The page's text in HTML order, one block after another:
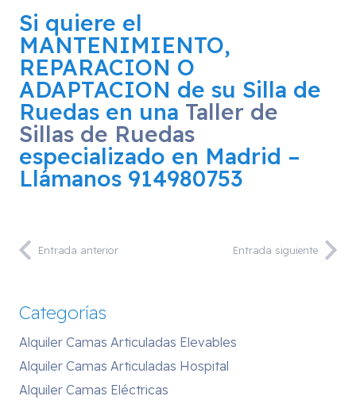
Si quiere el
MANTENIMIENTO,
REPARACION O
ADAPTACION de su Silla de
Ruedas en una Taller de
Sillas de Ruedas
especializado en Madrid –
Llámanos 914980753
Entrada anterior Entrada siguiente
Categorías
Alquiler Camas Articuladas Elevables
Alquiler Camas Articuladas Hospital
Alquiler Camas Eléctricas